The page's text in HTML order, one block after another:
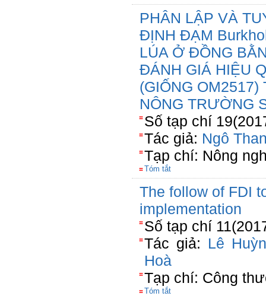
PHÂN LẬP VÀ
ĐỊNH ĐẠM
LÚA Ở ĐỒNG
ĐÁNH GIÁ HIỆU
(GIỐNG
NÔNG TRƯỜNG
Số tạp chí
Tác giả: Ngô
Tạp chí: Nông
Tóm tắt
The follow of FDI
implementation
Số tạp chí
Tác giả: Lê
Hoà
Tạp chí: Công
Tóm tắt